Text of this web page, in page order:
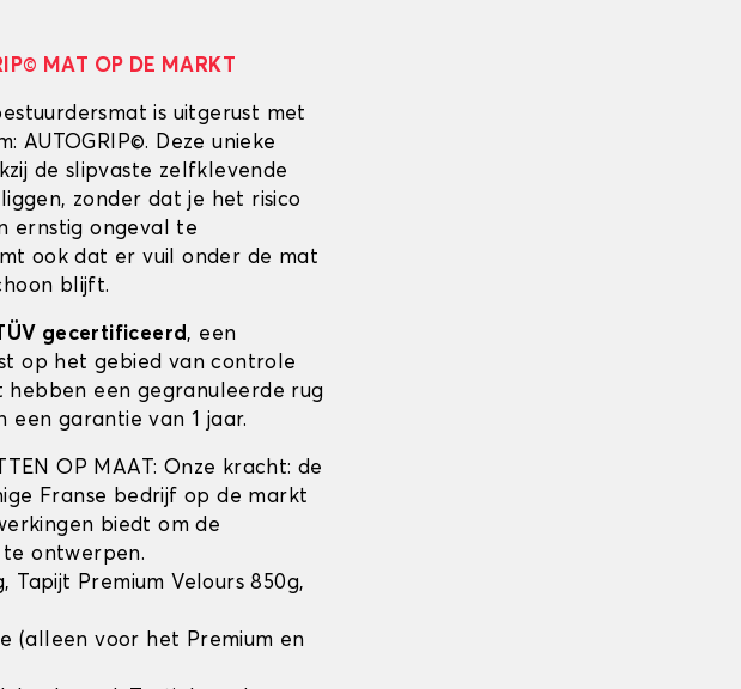
MAT OP DE MARKT
is uitgerust met
AUTOGRIP©. Deze unieke
de slipvaste zelfklevende
zonder dat je het risico
ernstig ongeval te
ook dat er vuil onder de mat
blijft.
gecertificeerd, een
op het gebied van controle
hebben een gegranuleerde rug
garantie van 1 jaar.
OP MAAT: Onze kracht: de
Franse bedrijf op de markt
biedt om de
ontwerpen.
Tapijt Premium Velours 850g,
(alleen voor het Premium en